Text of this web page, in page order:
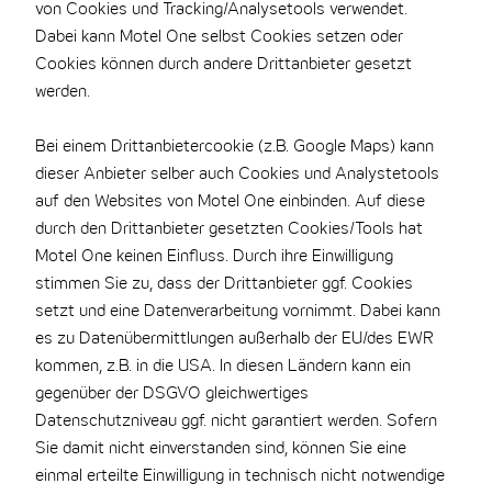
von Cookies und Tracking/Analysetools verwendet.
Dabei kann Motel One selbst Cookies setzen oder
Cookies können durch andere Drittanbieter gesetzt
werden.
Bei einem Drittanbietercookie (z.B. Google Maps) kann
dieser Anbieter selber auch Cookies und Analystetools
auf den Websites von Motel One einbinden. Auf diese
durch den Drittanbieter gesetzten Cookies/Tools hat
Motel One keinen Einfluss. Durch ihre Einwilligung
stimmen Sie zu, dass der Drittanbieter ggf. Cookies
setzt und eine Datenverarbeitung vornimmt. Dabei kann
es zu Datenübermittlungen außerhalb der EU/des EWR
kommen, z.B. in die USA. In diesen Ländern kann ein
gegenüber der DSGVO gleichwertiges
Datenschutzniveau ggf. nicht garantiert werden. Sofern
Sie damit nicht einverstanden sind, können Sie eine
einmal erteilte Einwilligung in technisch nicht notwendige